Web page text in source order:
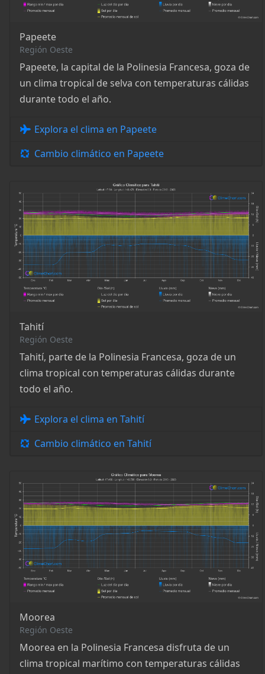
Papeete
Región Oeste
Papeete, la capital de la Polinesia Francesa, goza de
un clima tropical de selva con temperaturas cálidas
durante todo el año.
Explora el clima en Papeete
Cambio climático en Papeete
Tahití
Región Oeste
Tahití, parte de la Polinesia Francesa, goza de un
clima tropical con temperaturas cálidas durante
todo el año.
Explora el clima en Tahití
Cambio climático en Tahití
Moorea
Región Oeste
Moorea en la Polinesia Francesa disfruta de un
clima tropical marítimo con temperaturas cálidas